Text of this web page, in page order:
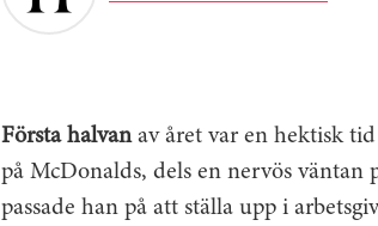
Första halvanav året var en hektisk
på McDonalds, dels en nervös väntan
passade han på att ställa upp i